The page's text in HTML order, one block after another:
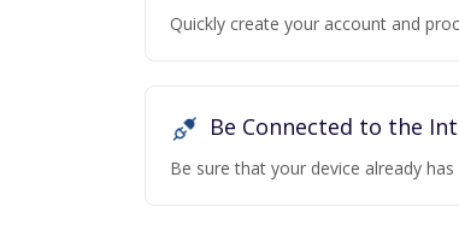
Quickly create your account and
Be Connected to the
Be sure that your device already